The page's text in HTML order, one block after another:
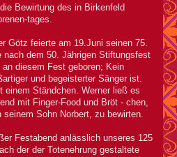
Bewirtung des in Birkenfeld
tages.
Götz feierte am 19.Juni seinen 75.
nach dem 50. Jährigen Stiftungsfest
diesem Fest geboren; Kein
und begeisterter Sänger ist.
einem Ständchen. Werner ließ es
mit Finger-Food und Bröt - chen,
seinem Sohn Norbert, zu bewirten.
Festabend anlässlich unseres 125
der der Totenehrung gestaltete